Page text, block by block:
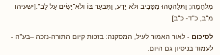
מִלְחָמָה; וַתְּלַהֲטֵהוּ מִסָּבִיב וְלֹא יָדָע, וַתִּבְעַר בּוֹ וְלֹא־יָשִׂים עַל לֵב".[ישעיהו
מ"ב, כ"ד- כ"ב]
לסיכום - לאור האמור לעיל, המסקנה: בזכות קיום התורה-נזכה –בע"ה -
לעמוד בניסיון גם היום.